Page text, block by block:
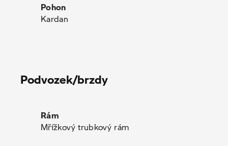
Pohon
Kardan
Podvozek/brzdy
Rám
Mřížkový trubkový rám